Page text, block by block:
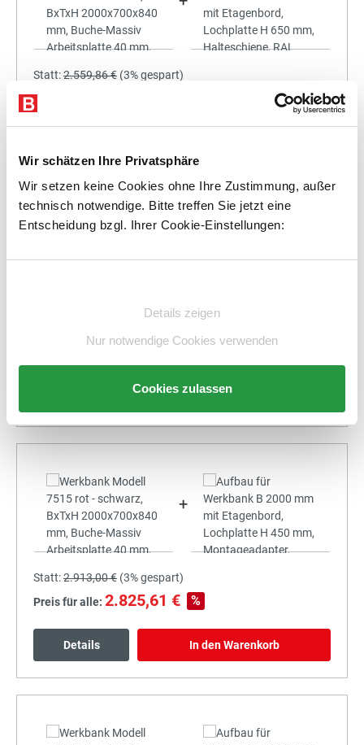
Wir schätzen Ihre Privatsphäre
Wir setzen keine Cookies ohne Ihre Zustimmung, außer
technisch notwendige. Bitte treffen Sie jetzt eine
Entscheidung bzgl. Ihrer Cookie-Einstellungen:
Details zeigen
Nur notwendige Cookies verwenden
Cookies zulassen
Statt:2.559,86 € (3%gespart)
Preis für alle:
2.651,01 € %
In den Warenkorb
+
Statt:2.913,00 € (3%gespart)
Preis für alle: 2.825,61 € %
Details In den Warenkorb